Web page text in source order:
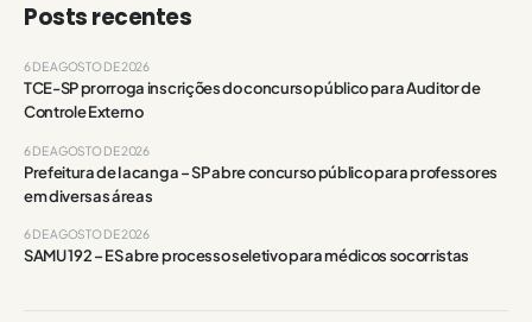
Posts recentes
TCE-SP prorroga inscrições do concurso público para Auditor de
Controle Externo
6 DE AGOSTO DE 2026
Prefeitura de Iacanga – SP abre concurso público para professores
em diversas áreas
6 DE AGOSTO DE 2026
SAMU 192 – ES abre processo seletivo para médicos socorristas
6 DE AGOSTO DE 2026